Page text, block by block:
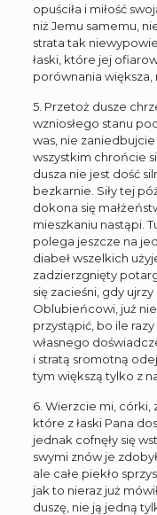
opuściła i miłość
niż Jemu samemu,
strata tak
łaski, które jej
porównania większa,
5. Przetoż dusze
wzniosłego stanu
was, nie
wszystkim chrońcie
dusza nie jest dość
bezkarnie. Siły tej
dokona się
mieszkaniu nastąpi.
polega jeszcze na
diabeł wszelkich
zadzierzgnięty
się zacieśni, gdy
Oblubieńcowi, już
przystąpić, bo ile
własnego
i stratą sromotną
tym większą tylko z
6. Wierzcie mi, córki,
które z łaski Pana
jednak cofnęły się
swymi znów je
ale całe piekło
jak to nieraz już
duszę, nie ją jedną